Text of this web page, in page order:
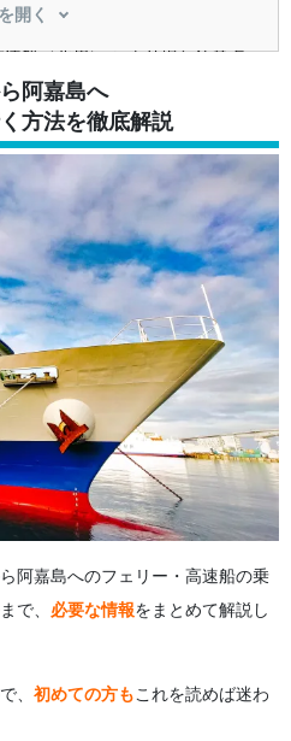
乗り方
船（北岸）の 乗り場と注意点
クセス方法
船の料金
と特徴
）の 運賃と特徴
往復割引について
刻表
と 所要時間
船）の 時刻表と便数
航・時刻変更の確認方法
デルプランと推奨の便
高速船活用法
予約のコツ
予約を取るコツ
方法と手数料
み方法と料金
金目安
ンタサイクルと徒歩の活用
ー
るよくある質問（FAQ）
開く
阿嘉島へ
方法を徹底解説
阿嘉島へのフェリー・高速船の乗
で、 必要な情報をまとめて解説し
、 初めての方もこれを読めば迷わ